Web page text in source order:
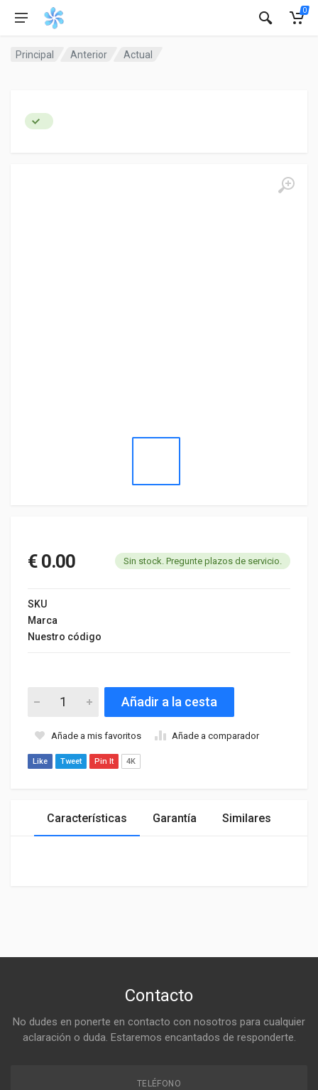
0
Principal Anterior Actual
€ 0.00 Sin stock. Pregunte plazos de servicio.
SKU
Marca
Nuestro código
Añadir a la cesta
Añade a mis favoritos Añade a comparador
Like Tweet Pin It 4K
Características Garantía Similares
Contacto
No dudes en ponerte en contacto con nosotros para cualquier
aclaración o duda. Estaremos encantados de responderte.
TELÉFONO